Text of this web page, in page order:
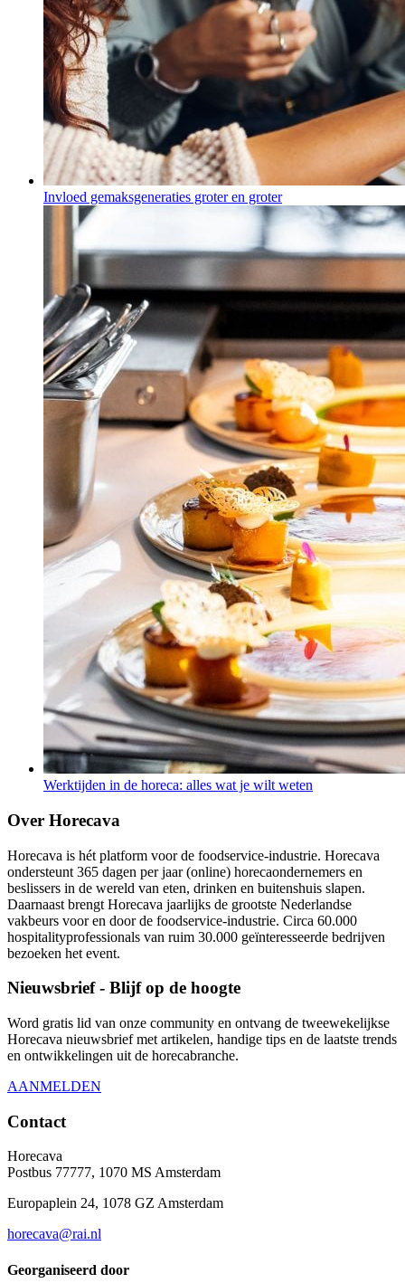
Invloed gemaksgeneraties groter en groter
Werktijden in de horeca: alles wat je wilt weten
Over Horecava
Horecava is hét platform voor de foodservice-industrie. Horecava
ondersteunt 365 dagen per jaar (online) horecaondernemers en
beslissers in de wereld van eten, drinken en buitenshuis slapen.
Daarnaast brengt Horecava jaarlijks de grootste Nederlandse
vakbeurs voor en door de foodservice-industrie. Circa 60.000
hospitalityprofessionals van ruim 30.000 geïnteresseerde bedrijven
bezoeken het event.
Nieuwsbrief - Blijf op de hoogte
Word gratis lid van onze community en ontvang de tweewekelijkse
Horecava nieuwsbrief met artikelen, handige tips en de laatste trends
en ontwikkelingen uit de horecabranche.
AANMELDEN
Contact
Horecava
Postbus 77777, 1070 MS Amsterdam
Europaplein 24, 1078 GZ Amsterdam
horecava@rai.nl
Georganiseerd door